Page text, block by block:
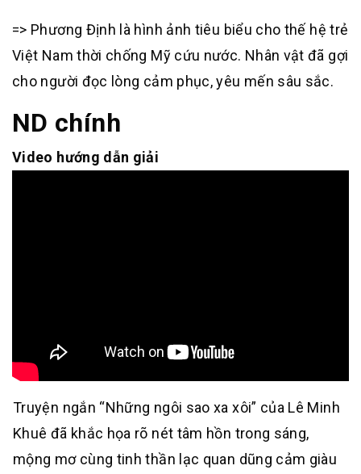
=> Phương Định là hình ảnh tiêu biểu cho thế hệ trẻ
Việt Nam thời chống Mỹ cứu nước. Nhân vật đã gợi
cho người đọc lòng cảm phục, yêu mến sâu sắc.
ND chính
Video hướng dẫn giải
Truyện ngắn “Những ngôi sao xa xôi” của Lê Minh
Khuê đã khắc họa rõ nét tâm hồn trong sáng,
mộng mơ cùng tinh thần lạc quan dũng cảm giàu